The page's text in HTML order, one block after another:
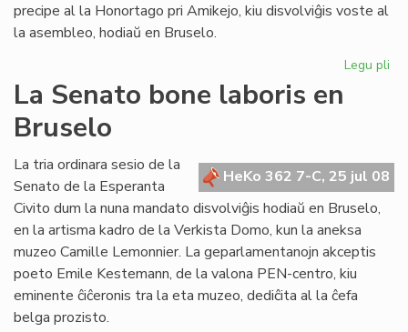
precipe al la Honortago pri Amikejo, kiu disvolviĝis voste al
la asembleo, hodiaŭ en Bruselo.
Legu pli
La Senato bone laboris en
Bruselo
HeKo 362 7-C, 25 jul 08
La tria ordinara sesio de la
Senato de la Esperanta
Civito dum la nuna mandato disvolviĝis hodiaŭ en Bruselo,
en la artisma kadro de la Verkista Domo, kun la aneksa
muzeo Camille Lemonnier. La geparlamentanojn akceptis
poeto Emile Kestemann, de la valona PEN-centro, kiu
eminente ĉiĉeronis tra la eta muzeo, dediĉita al la ĉefa
belga prozisto.